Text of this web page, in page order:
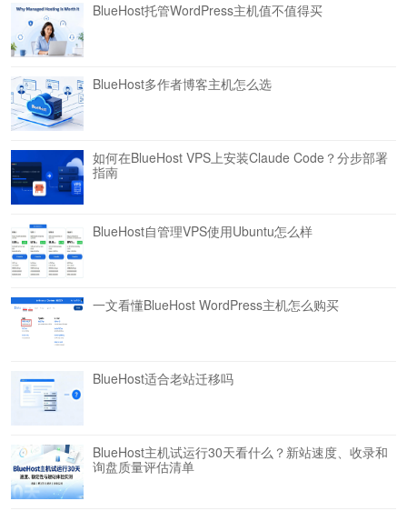
BlueHost托管WordPress主机值不值得买
BlueHost多作者博客主机怎么选
如何在BlueHost VPS上安装Claude Code？分步部署
指南
BlueHost自管理VPS使用Ubuntu怎么样
一文看懂BlueHost WordPress主机怎么购买
BlueHost适合老站迁移吗
BlueHost主机试运行30天看什么？新站速度、收录和
询盘质量评估清单